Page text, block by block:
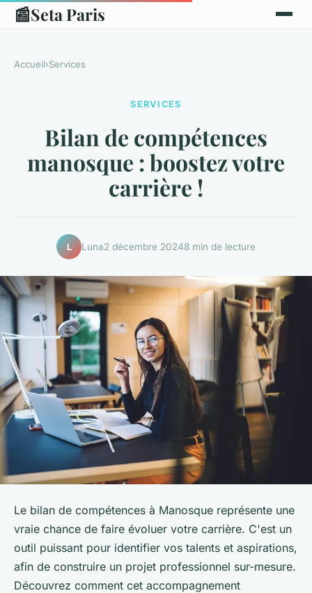
📰Seta Paris
Accueil›Services
SERVICES
Bilan de compétences
manosque : boostez votre
carrière !
L Luna2 décembre 20248 min de lecture
Le bilan de compétences à Manosque représente une
vraie chance de faire évoluer votre carrière. C'est un
outil puissant pour identifier vos talents et aspirations,
afin de construire un projet professionnel sur-mesure.
Découvrez comment cet accompagnement